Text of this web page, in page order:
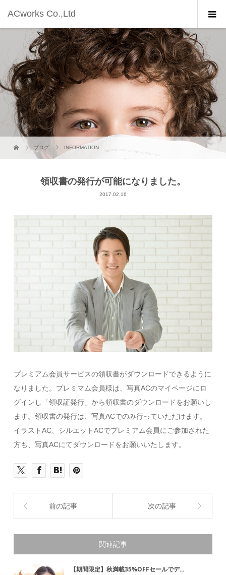
ACworks Co.,Ltd
ブログ INFORMATION
領収書の発行が可能になりました。
2017.02.16
プレミアム会員サービスの領収書がダウンロードできるように
なりました。プレミマム会員様は、写真ACのマイページにロ
グインし「領収証発行」から領収書のダウンロードをお願いし
ます。領収書の発行は、写真ACでのみ行っていただけます。
イラストAC、シルエットACでプレミアム会員にご参加された
方も、写真ACにてダウンロードをお願いいたします。
前の記事 次の記事
関連記事
【期間限定】秋満載35%OFFセールでデ...